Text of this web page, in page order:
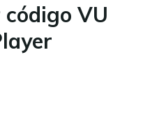
VU